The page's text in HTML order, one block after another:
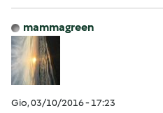
mammagreen
Gio, 03/10/2016 - 17:23